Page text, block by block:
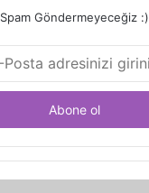
Spam Göndermeyeceğiz :)